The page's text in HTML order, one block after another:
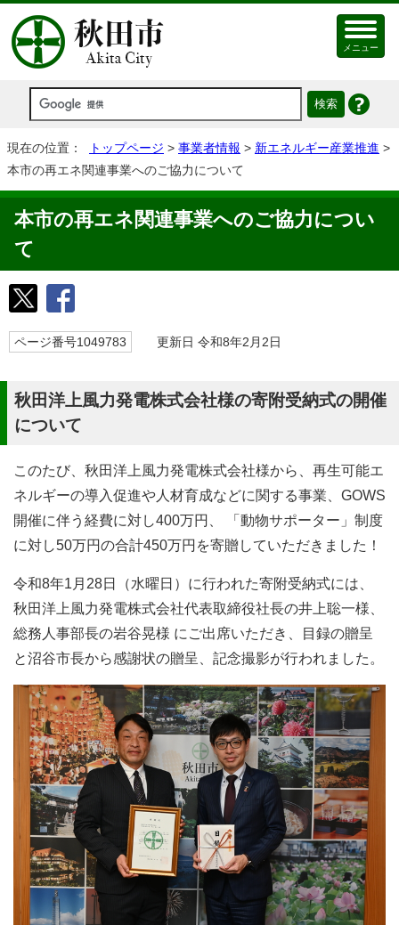
メニュー
現在の位置： トップページ > 事業者情報 > 新エネルギー産業推進 >
本市の再エネ関連事業へのご協力について
本市の再エネ関連事業へのご協力につい
て
ページ番号1049783 更新日 令和8年2月2日
秋田洋上風力発電株式会社様の寄附受納式の開催
について
このたび、秋田洋上風力発電株式会社様から、再生可能エ
ネルギーの導入促進や人材育成などに関する事業、GOWS
開催に伴う経費に対し400万円、 「動物サポーター」制度
に対し50万円の合計450万円を寄贈していただきました！
令和8年1月28日（水曜日）に行われた寄附受納式には、
秋田洋上風力発電株式会社代表取締役社長の井上聡一様、
総務人事部長の岩谷晃様 にご出席いただき、目録の贈呈
と沼谷市長から感謝状の贈呈、記念撮影が行われました。